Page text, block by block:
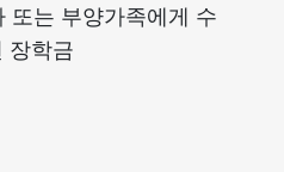
또는 부양가족에게 수
장학금